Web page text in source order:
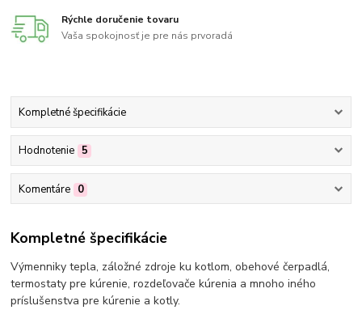
Rýchle doručenie tovaru
Vaša spokojnosť je pre nás prvoradá
Kompletné špecifikácie
Hodnotenie 5
Komentáre 0
Kompletné špecifikácie
Výmenniky tepla, záložné zdroje ku kotlom, obehové čerpadlá,
termostaty pre kúrenie, rozdeľovače kúrenia a mnoho iného
príslušenstva pre kúrenie a kotly.